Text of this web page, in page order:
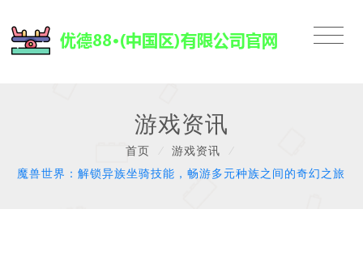
游戏资讯
首页 游戏资讯
魔兽世界：解锁异族坐骑技能，畅游多元种族之间的奇幻之旅